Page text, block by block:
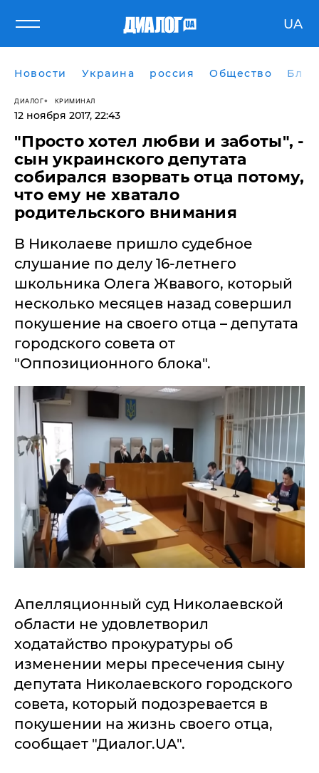
UA
Новости Украина россия Общество
ДИАЛОГ КРИМИНАЛ
12 ноября 2017, 22:43
"Просто хотел любви и заботы", -
сын украинского депутата
собирался взорвать отца потому,
что ему не хватало
родительского внимания
В Николаеве пришло судебное
слушание по делу 16-летнего
школьника Олега Жвавого, который
несколько месяцев назад совершил
покушение на своего отца – депутата
городского совета от
"Оппозиционного блока".
Апелляционный суд Николаевской
области не удовлетворил
ходатайство прокуратуры об
изменении меры пресечения сыну
депутата Николаевского городского
совета, который подозревается в
покушении на жизнь своего отца,
сообщает "Диалог.UA".